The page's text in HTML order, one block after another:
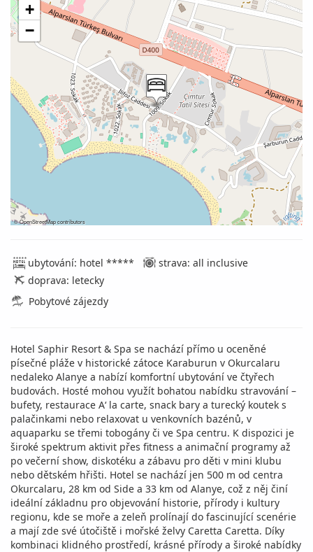
+
−
©OpenStreetMapcontributors
ubytování: hotel *****
strava: all inclusive
doprava: letecky
Pobytové zájezdy
Hotel Saphir Resort & Spa se nachází přímo u oceněné
písečné pláže v historické zátoce Karaburun v Okurcalaru
nedaleko Alanye a nabízí komfortní ubytování ve čtyřech
budovách. Hosté mohou využít bohatou nabídku stravování –
bufety, restaurace A‘ la carte, snack bary a turecký koutek s
palačinkami nebo relaxovat u venkovních bazénů, v
aquaparku se třemi tobogány či ve Spa centru. K dispozici je
široké spektrum aktivit přes fitness a animační programy až
po večerní show, diskotéku a zábavu pro děti v mini klubu
nebo dětském hřišti. Hotel se nachází jen 500 m od centra
Okurcalaru, 28 km od Side a 33 km od Alanye, což z něj činí
ideální základnu pro objevování historie, přírody i kultury
regionu, kde se moře a zeleň prolínají do fascinující scenérie
a mají zde své útočiště i mořské želvy Caretta Caretta. Díky
kombinaci klidného prostředí, krásné přírody a široké nabídky